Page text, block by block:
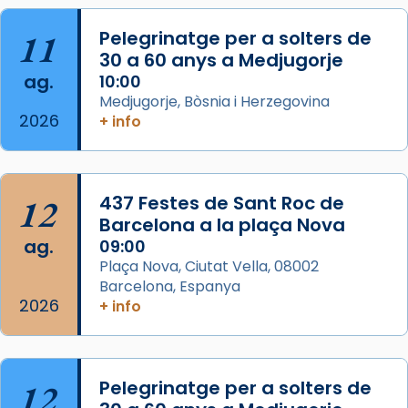
«Si vols saber què és calor, ves per les
Santes a Mataró»🥵.
Photo
View on Facebook ·
Jaume, fill de Zebedeu, és juntament amb el
seu germà Joan i Pere un dels que
acompanyava més de prop Jesús.
Segons el llibre dels Fets (12,2) fou el primer
apòstol màrtir, decapitat a Jerusalem per
Herodes Agripa (vers l'any 44).
Regnes castellans i més tard de tota
11
ag.
2026
Pelegrinatge per a solters de
30 a 60 anys a Medjugorje
10:00
Medjugorje, Bòsnia i Herzegovina
+ info
12
ag.
2026
437 Festes de Sant Roc de
Barcelona a la plaça Nova
09:00
Plaça Nova, Ciutat Vella, 08002
Barcelona, Espanya
+ info
Pelegrinatge per a solters de